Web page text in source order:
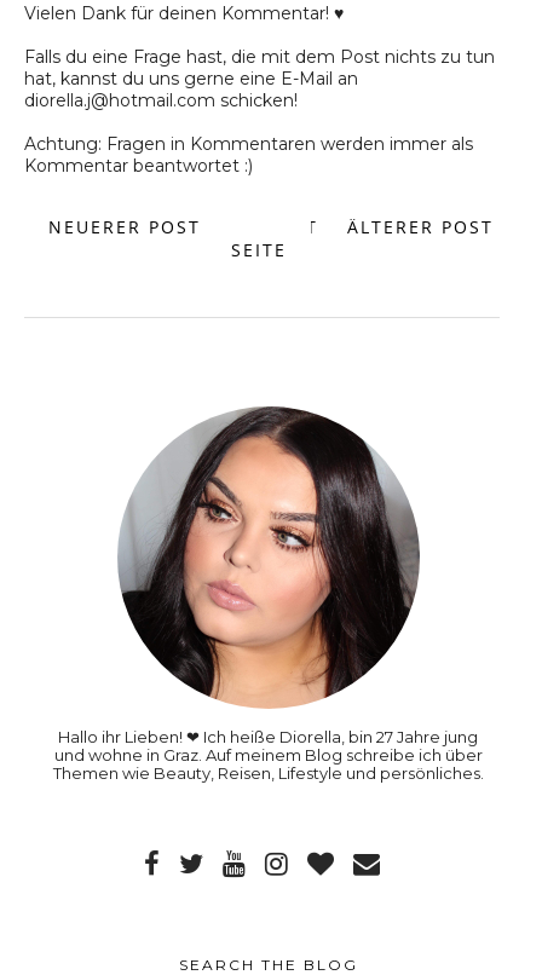
Vielen Dank für deinen Kommentar! ♥
Falls du eine Frage hast, die mit dem Post nichts zu tun
hat, kannst du uns gerne eine E-Mail an
diorella.j@hotmail.com schicken!
Achtung: Fragen in Kommentaren werden immer als
Kommentar beantwortet :)
NEUERER POST ÄLTERER POST
START
SEITE
Hallo ihr Lieben! ❤ Ich heiße Diorella, bin 27 Jahre jung
und wohne in Graz. Auf meinem Blog schreibe ich über
Themen wie Beauty, Reisen, Lifestyle und persönliches.
SEARCH THE BLOG